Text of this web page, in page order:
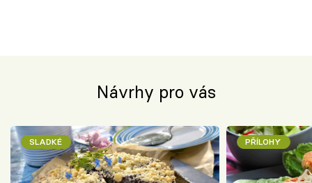
Návrhy pro vás
SLADKÉ PŘÍLOHY